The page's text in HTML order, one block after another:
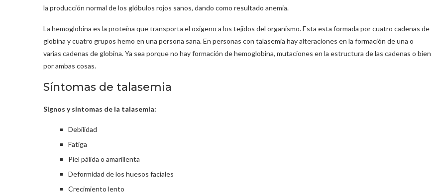
la producción normal de los glóbulos rojos sanos, dando como resultado anemia.
La hemoglobina es la proteína que transporta el oxigeno a los tejidos del organismo. Esta esta formada por cuatro cadenas de
globina y cuatro grupos hemo en una persona sana. En personas con talasemia hay alteraciones en la formación de una o
varias cadenas de globina. Ya sea porque no hay formación de hemoglobina, mutaciones en la estructura de las cadenas o bien
por ambas cosas.
Síntomas de talasemia
Signos y síntomas de la talasemia:
Debilidad
Fatiga
Piel pálida o amarillenta
Deformidad de los huesos faciales
Crecimiento lento